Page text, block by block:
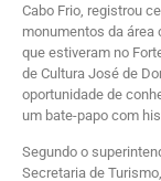
Cabo Frio, registrou
monumentos da área
que estiveram no
de Cultura José de
oportunidade de
um bate-papo com
Segundo o
Secretaria de